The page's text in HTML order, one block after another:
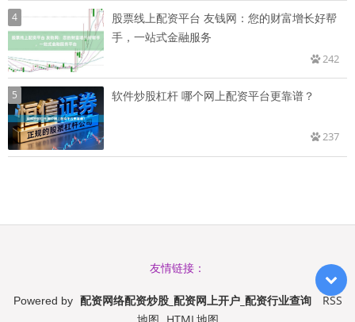
4
股票线上配资平台 友钱网：您的财富增长好帮
手，一站式金融服务
242
5 软件炒股杠杆 哪个网上配资平台更靠谱？
237
友情链接：
Powered by 配资网络配资炒股_配资网上开户_配资行业查询
RSS